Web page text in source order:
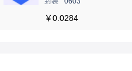
￥0.0284